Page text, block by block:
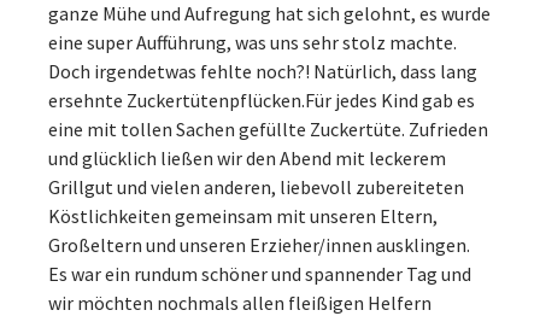
ganze Mühe und Aufregung hat sich gelohnt, es wurde
eine super Aufführung, was uns sehr stolz machte.
Doch irgendetwas fehlte noch?! Natürlich, dass lang
ersehnte Zuckertütenpflücken.Für jedes Kind gab es
eine mit tollen Sachen gefüllte Zuckertüte. Zufrieden
und glücklich ließen wir den Abend mit leckerem
Grillgut und vielen anderen, liebevoll zubereiteten
Köstlichkeiten gemeinsam mit unseren Eltern,
Großeltern und unseren Erzieher/innen ausklingen.
Es war ein rundum schöner und spannender Tag und
wir möchten nochmals allen fleißigen Helfern